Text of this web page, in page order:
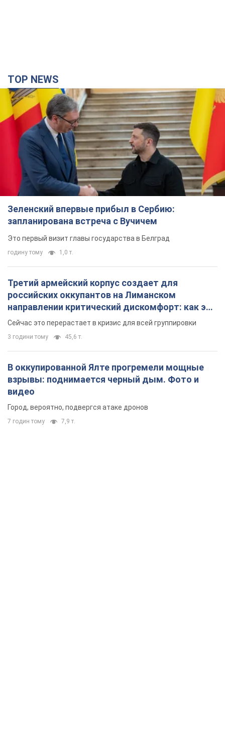
TOP NEWS
Зеленский впервые прибыл в Сербию:
запланирована встреча с Вучичем
Это первый визит главы государства в Белград
годину тому 1,0 т.
Третий армейский корпус создает для
российских оккупантов на Лиманском
направлении критический дискомфорт: как это
удалось
Сейчас это перерастает в кризис для всей группировки
3 години тому 45,6 т.
В оккупированной Ялте прогремели мощные
взрывы: поднимается черный дым. Фото и
видео
Город, вероятно, подвергся атаке дронов
7 годин тому 7,9 т.